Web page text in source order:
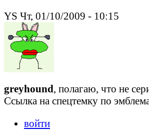
YS Чт, 01/10/2009 - 10:15
greyhound, полагаю, что не
Ссылка на спецтемку по
войти